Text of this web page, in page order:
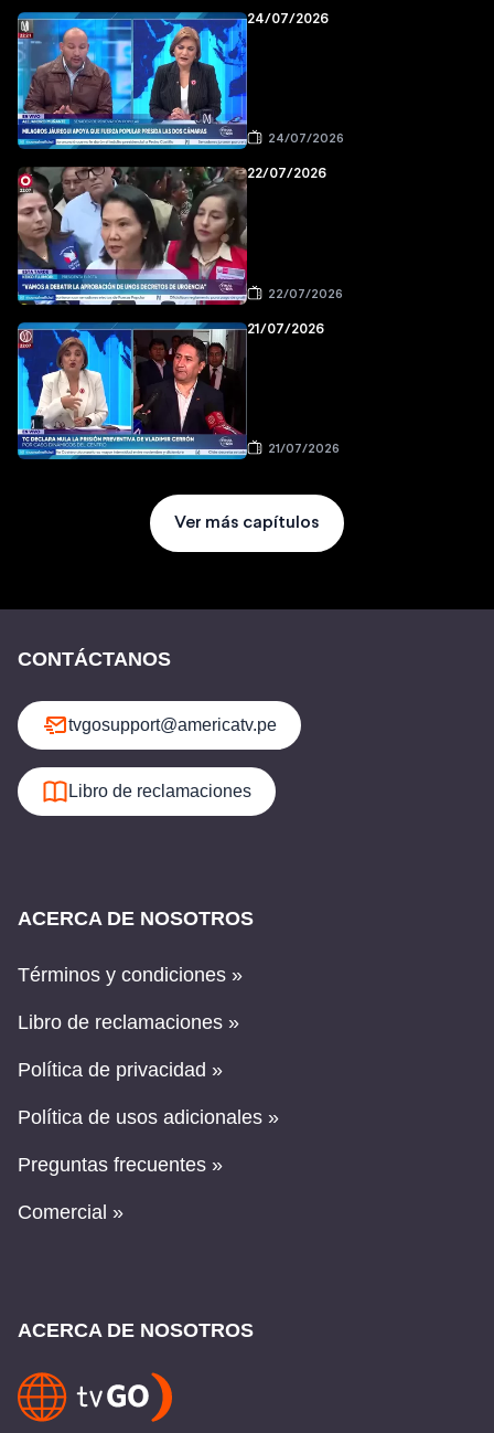
24/07/2026
24/07/2026
22/07/2026
22/07/2026
21/07/2026
21/07/2026
Ver más capítulos
CONTÁCTANOS
tvgosupport@americatv.pe
Libro de reclamaciones
ACERCA DE NOSOTROS
Términos y condiciones »
Libro de reclamaciones »
Política de privacidad »
Política de usos adicionales »
Preguntas frecuentes »
Comercial »
ACERCA DE NOSOTROS